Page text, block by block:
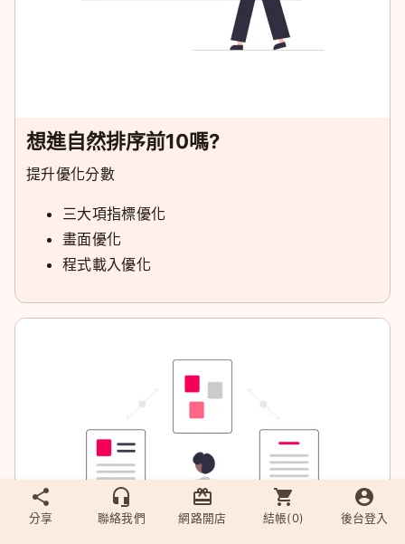
想進自然排序前10嗎?
提升優化分數
三大項指標優化
畫面優化
程式載入優化
分享 聯絡我們 網路開店 結帳(0) 後台登入